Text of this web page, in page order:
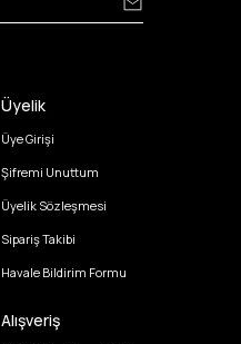
Üyelik
Üye Girişi
Şifremi Unuttum
Üyelik Sözleşmesi
Sipariş Takibi
Havale Bildirim Formu
Alışveriş